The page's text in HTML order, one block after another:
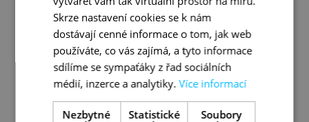
pro turistiku – optimální je pevnější treková
bota s dobrou podrážkou. Doporučujeme
skládací trekové hole. Nutností je sportovní
oblečení vhodné i do vyšších horských partií.
Skrze nastavení cookies se k nám
dostávají cenné informace o tom, jak web
používáte, co vás zajímá, a tyto informace
sdílíme se sympaťáky z řad sociálních
médií, inzerce a analytiky. Více informací
Nezbytné
Statistické
Soubory